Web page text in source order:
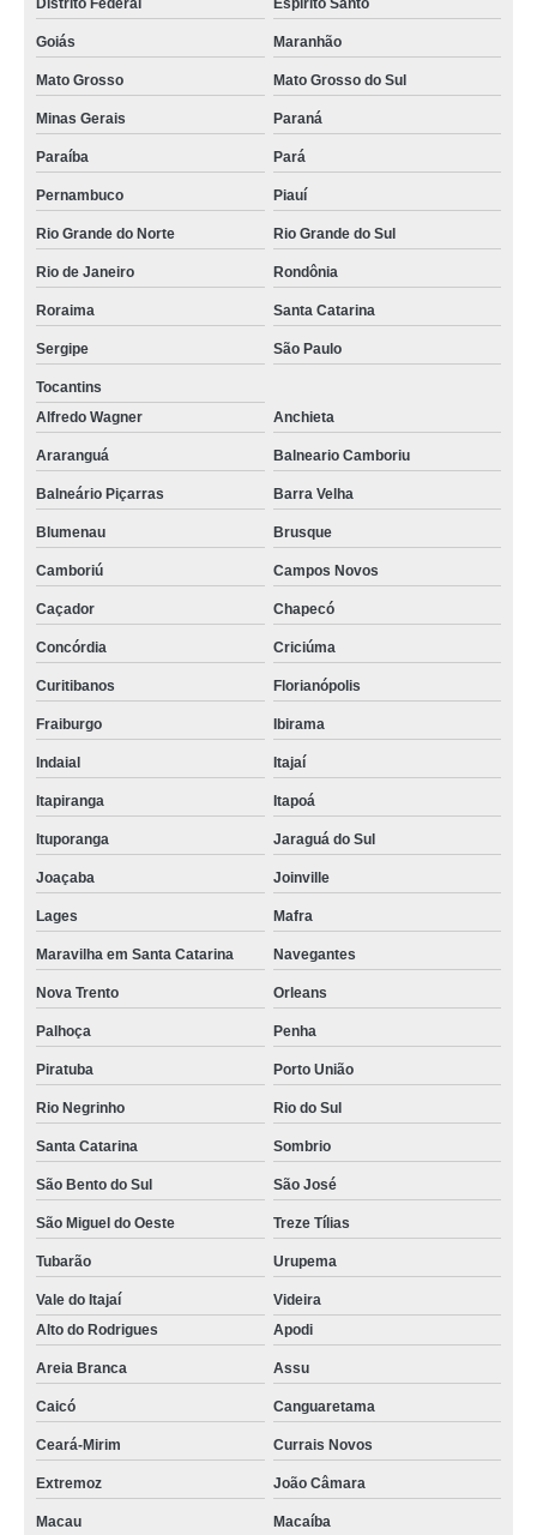
Distrito Federal Espírito Santo
Goiás Maranhão
Mato Grosso Mato Grosso do Sul
Minas Gerais Paraná
Paraíba Pará
Pernambuco Piauí
Rio Grande do Norte Rio Grande do Sul
Rio de Janeiro Rondônia
Roraima Santa Catarina
Sergipe São Paulo
Tocantins
Alfredo Wagner
Anchieta
Araranguá Balneario Camboriu
Balneário Piçarras Barra Velha
Blumenau Brusque
Camboriú Campos Novos
Caçador Chapecó
Concórdia Criciúma
Curitibanos Florianópolis
Fraiburgo Ibirama
Indaial Itajaí
Itapiranga Itapoá
Ituporanga Jaraguá do Sul
Joaçaba Joinville
Lages Mafra
Maravilha em Santa Catarina Navegantes
Nova Trento Orleans
Palhoça Penha
Piratuba Porto União
Rio Negrinho Rio do Sul
Santa Catarina Sombrio
São Bento do Sul São José
São Miguel do Oeste Treze Tílias
Tubarão Urupema
Vale do Itajaí
Videira
Alto do Rodrigues
Apodi
Areia Branca Assu
Caicó Canguaretama
Ceará-Mirim Currais Novos
Extremoz João Câmara
Macau Macaíba